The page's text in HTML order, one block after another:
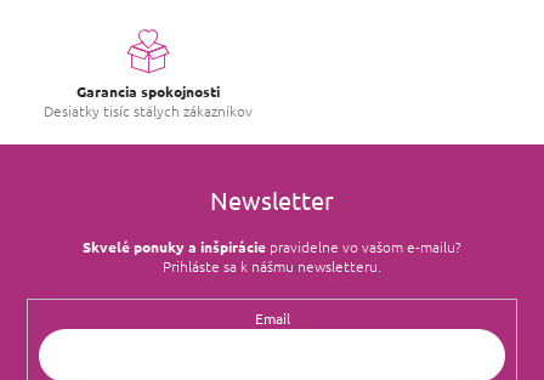
Garancia spokojnosti
Desiatky tisíc stálych zákazníkov
Newsletter
Skvelé ponuky a inšpirácie pravidelne vo vašom e‑mailu?
Prihláste sa k nášmu newsletteru.
Email